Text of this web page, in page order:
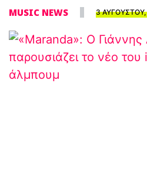
MUSIC NEWS 3 ΑΥΓΟΥΣΤΟΥ,